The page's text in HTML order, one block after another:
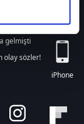
adına
noktada,
tek gelir
vermedikleri
gelmişti
olay sözler!
iPhone